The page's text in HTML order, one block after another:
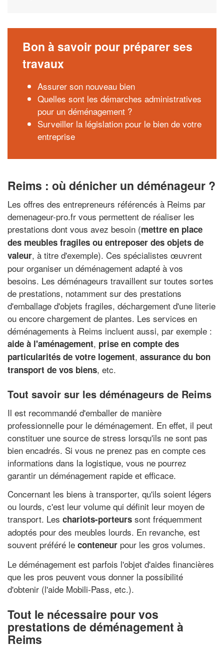
Bon à savoir pour préparer ses
travaux
Assurer son nouveau bien
Quelles sont les démarches administratives
pour un déménagement ?
Surveiller la législation pour le bien de votre
entreprise
Reims : où dénicher un déménageur ?
Les offres des entrepreneurs référencés à Reims par
demenageur-pro.fr vous permettent de réaliser les
prestations dont vous avez besoin (mettre en place
des meubles fragiles ou entreposer des objets de
valeur, à titre d'exemple). Ces spécialistes œuvrent
pour organiser un déménagement adapté à vos
besoins. Les déménageurs travaillent sur toutes sortes
de prestations, notamment sur des prestations
d'emballage d'objets fragiles, déchargement d'une literie
ou encore chargement de plantes. Les services en
déménagements à Reims incluent aussi, par exemple :
aide à l'aménagement, prise en compte des
particularités de votre logement, assurance du bon
transport de vos biens, etc.
Tout savoir sur les déménageurs de Reims
Il est recommandé d'emballer de manière
professionnelle pour le déménagement. En effet, il peut
constituer une source de stress lorsqu'ils ne sont pas
bien encadrés. Si vous ne prenez pas en compte ces
informations dans la logistique, vous ne pourrez
garantir un déménagement rapide et efficace.
Concernant les biens à transporter, qu'ils soient légers
ou lourds, c'est leur volume qui définit leur moyen de
transport. Les chariots-porteurs sont fréquemment
adoptés pour des meubles lourds. En revanche, est
souvent préféré le conteneur pour les gros volumes.
Le déménagement est parfois l'objet d'aides financières
que les pros peuvent vous donner la possibilité
d'obtenir (l'aide Mobili-Pass, etc.).
Tout le nécessaire pour vos
prestations de déménagement à
Reims